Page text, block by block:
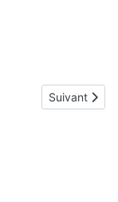
Article
Suivant